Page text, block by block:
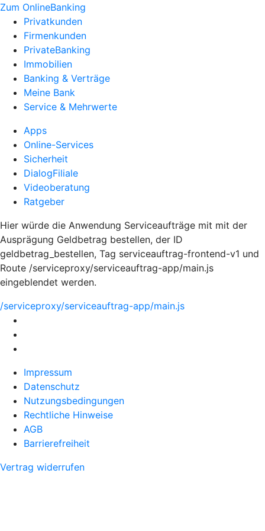
Zum OnlineBanking
Privatkunden
Firmenkunden
PrivateBanking
Immobilien
Banking & Verträge
Meine Bank
Service & Mehrwerte
Apps
Online-Services
Sicherheit
DialogFiliale
Videoberatung
Ratgeber
Hier würde die Anwendung Serviceaufträge mit mit der
Ausprägung Geldbetrag bestellen, der ID
geldbetrag_bestellen, Tag serviceauftrag-frontend-v1 und
Route /serviceproxy/serviceauftrag-app/main.js
eingeblendet werden.
/serviceproxy/serviceauftrag-app/main.js
Impressum
Datenschutz
Nutzungsbedingungen
Rechtliche Hinweise
AGB
Barrierefreiheit
Vertrag widerrufen